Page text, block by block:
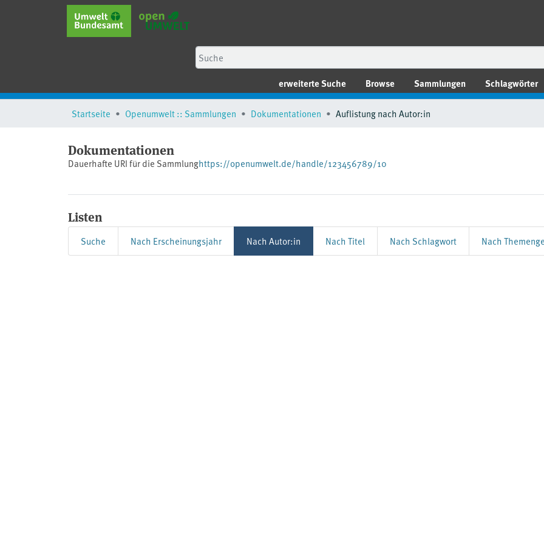
erweiterte Suche Browse Sammlungen Schlagwörter
Startseite Openumwelt :: Sammlungen Dokumentationen Auflistung nach Autor:in
Dokumentationen
Dauerhafte URI für die Sammlunghttps://openumwelt.de/handle/123456789/10
Listen
Suche Nach Erscheinungsjahr Nach Autor:in Nach Titel Nach Schlagwort Nach